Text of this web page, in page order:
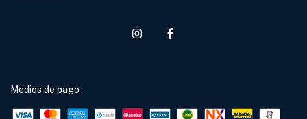
Medios de pago